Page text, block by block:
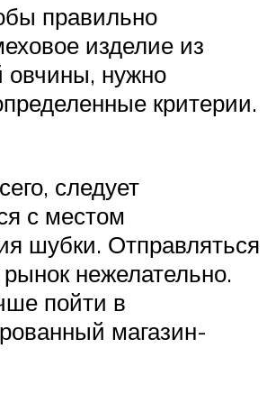
правильно
изделие из
овчины, нужно
критерии.
следует
с местом
шубки. Отправляться
нежелательно.
пойти в
магазин-